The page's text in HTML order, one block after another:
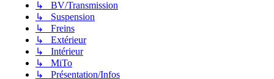
↳ BV/Transmission
↳ Suspension
↳ Freins
↳ Extérieur
↳ Intérieur
↳ MiTo
↳ Présentation/Infos